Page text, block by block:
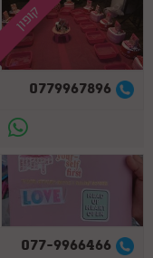
קופון
0779967896
077-9966466